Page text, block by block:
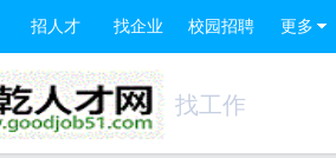
招人才 找企业 校园招聘 更多
找工作